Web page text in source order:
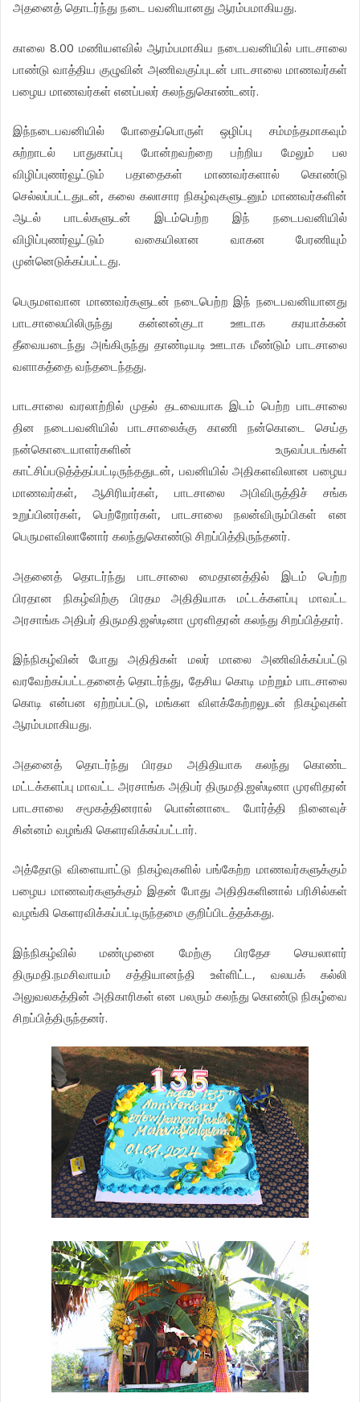
அதனைத் தொடர்ந்து நடை பவனியானது ஆரம்பமாகியது.
காலை 8.00 மணியளவில் ஆரம்பமாகிய நடைபவனியில் பாடசாலை
பாண்டு வாத்திய குழுவின் அணிவகுப்புடன் பாடசாலை மாணவர்கள்
பழைய மாணவர்கள் எனப்பலர் கலந்துகொண்டனர்.
இந்நடைபவனியில் போதைப்பொருள் ஒழிப்பு சம்மந்தமாகவும்
சுற்றாடல் பாதுகாப்பு போன்றவற்றை பற்றிய மேலும் பல
விழிப்புணர்வூட்டும் பதாதைகள் மாணவர்களால் கொண்டு
செல்லப்பட்டதுடன், கலை கலாசார நிகழ்வுகளுடனும் மாணவர்களின்
ஆடல் பாடல்களுடன் இடம்பெற்ற இந் நடைபவனியில்
விழிப்புணர்வூட்டும் வகையிலான வாகன பேரணியும்
முன்னெடுக்கப்பட்டது.
பெருமளவான மாணவர்களுடன் நடைபெற்ற இந் நடைபவனியானது
பாடசாலையிலிருந்து கன்னன்குடா ஊடாக கரயாக்கன்
தீவையடைந்து அங்கிருந்து தாண்டியடி ஊடாக மீண்டும் பாடசாலை
வளாகத்தை வந்தடைந்தது.
பாடசாலை வரலாற்றில் முதல் தடவையாக இடம் பெற்ற பாடசாலை
தின நடைபவனியில் பாடசாலைக்கு காணி நன்கொடை செய்த
நன்கொடையாளர்களின் உருவப்படங்கள்
காட்சிப்படுத்த்தப்பட்டிருந்ததுடன், பவனியில் அதிகளவிலான பழைய
மாணவர்கள், ஆசிரியர்கள், பாடசாலை அபிவிருத்திச் சங்க
உறுப்பினர்கள், பெற்றோர்கள், பாடசாலை நலன்விரும்பிகள் என
பெருமளவிலானோர் கலந்துகொண்டு சிறப்பித்திருந்தனர்.
அதனைத் தொடர்ந்து பாடசாலை மைதானத்தில் இடம் பெற்ற
பிரதான நிகழ்விற்கு பிரதம அதிதியாக மட்டக்களப்பு மாவட்ட
அரசாங்க அதிபர் திருமதி.ஜஸ்டினா முரளிதரன் கலந்து சிறப்பித்தார்.
இந்நிகழ்வின் போது அதிதிகள் மலர் மாலை அணிவிக்கப்பட்டு
வரவேற்கப்பட்டதனைத் தொடர்ந்து, தேசிய கொடி மற்றும் பாடசாலை
கொடி என்பன ஏற்றப்பட்டு, மங்கள விளக்கேற்றலுடன் நிகழ்வுகள்
ஆரம்பமாகியது.
அதனைத் தொடர்ந்து பிரதம அதிதியாக கலந்து கொண்ட
மட்டக்களப்பு மாவட்ட அரசாங்க அதிபர் திருமதி.ஜஸ்டினா முரளிதரன்
பாடசாலை சமூகத்தினரால் பொன்னாடை போர்த்தி நினைவுச்
சின்னம் வழங்கி கெளரவிக்கப்பட்டார்.
அத்தோடு விளையாட்டு நிகழ்வுகளில் பங்கேற்ற மாணவர்களுக்கும்
பழைய மாணவர்களுக்கும் இதன் போது அதிதிகளினால் பரிசில்கள்
வழங்கி கெளரவிக்கப்பட்டிருந்தமை குறிப்பிடத்தக்கது.
இந்நிகழ்வில் மண்முனை மேற்கு பிரதேச செயலாளர்
திருமதி.நமசிவாயம் சத்தியானந்தி உள்ளிட்ட, வலயக் கல்லி
அலுவலகத்தின் அதிகாரிகள் என பலரும் கலந்து கொண்டு நிகழ்வை
சிறப்பித்திருந்தனர்.